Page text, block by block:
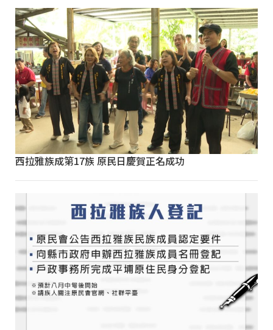
西拉雅族成第17族 原民日慶賀正名成功